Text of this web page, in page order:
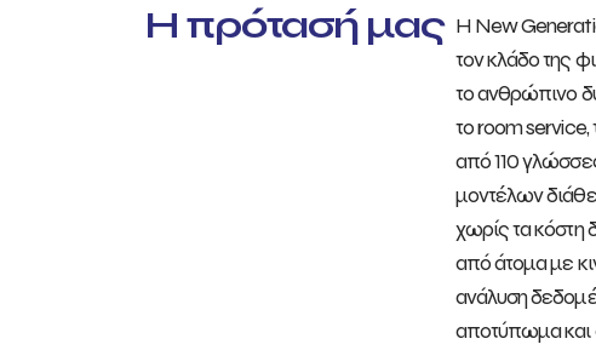
Η πρότασή μας Η New
τον κλάδο της
το ανθρώπινο
το room service,
από 110
μοντέλων
χωρίς τα κόστη
από άτομα με
ανάλυση
αποτύπωμα και